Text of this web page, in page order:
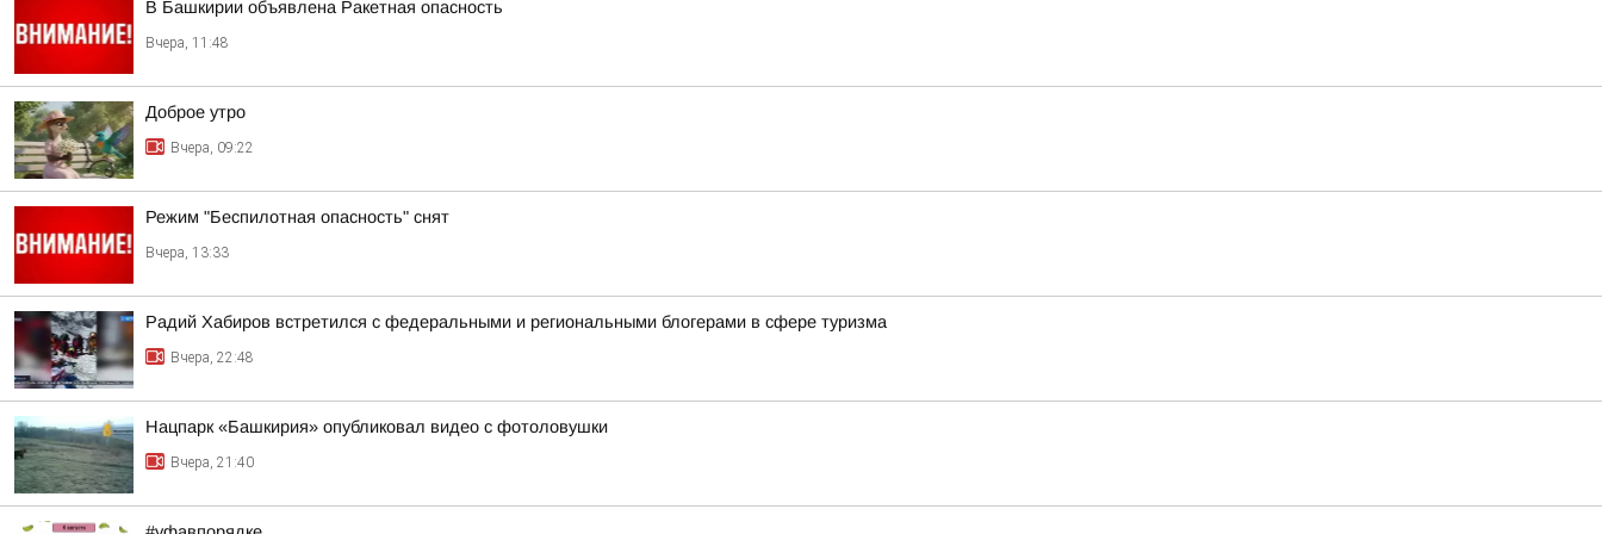
В Башкирии объявлена Ракетная опасность
Вчера, 11:48
Доброе утро
Вчера, 09:22
Режим "Беспилотная опасность" снят
Вчера, 13:33
Радий Хабиров встретился с федеральными и региональными блогерами в сфере туризма
Вчера, 22:48
Нацпарк «Башкирия» опубликовал видео с фотоловушки
Вчера, 21:40